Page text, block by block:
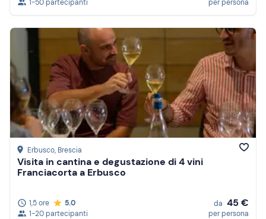
1-50 partecipanti
per persona
Erbusco, Brescia
Visita in cantina e degustazione di 4 vini
Franciacorta a Erbusco
1,5 ore
5.0
1-20 partecipanti
da 45 €
per persona